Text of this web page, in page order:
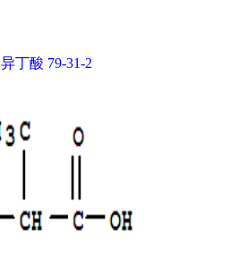
异丁酸 79-31-2